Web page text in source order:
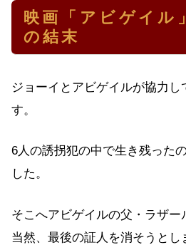
映画「アビゲイル
の結末
ジョーイとアビゲイルが協力し
す。
6人の誘拐犯の中で生き残った
した。
そこへアビゲイルの父・ラザー
当然、最後の証人を消そうとし